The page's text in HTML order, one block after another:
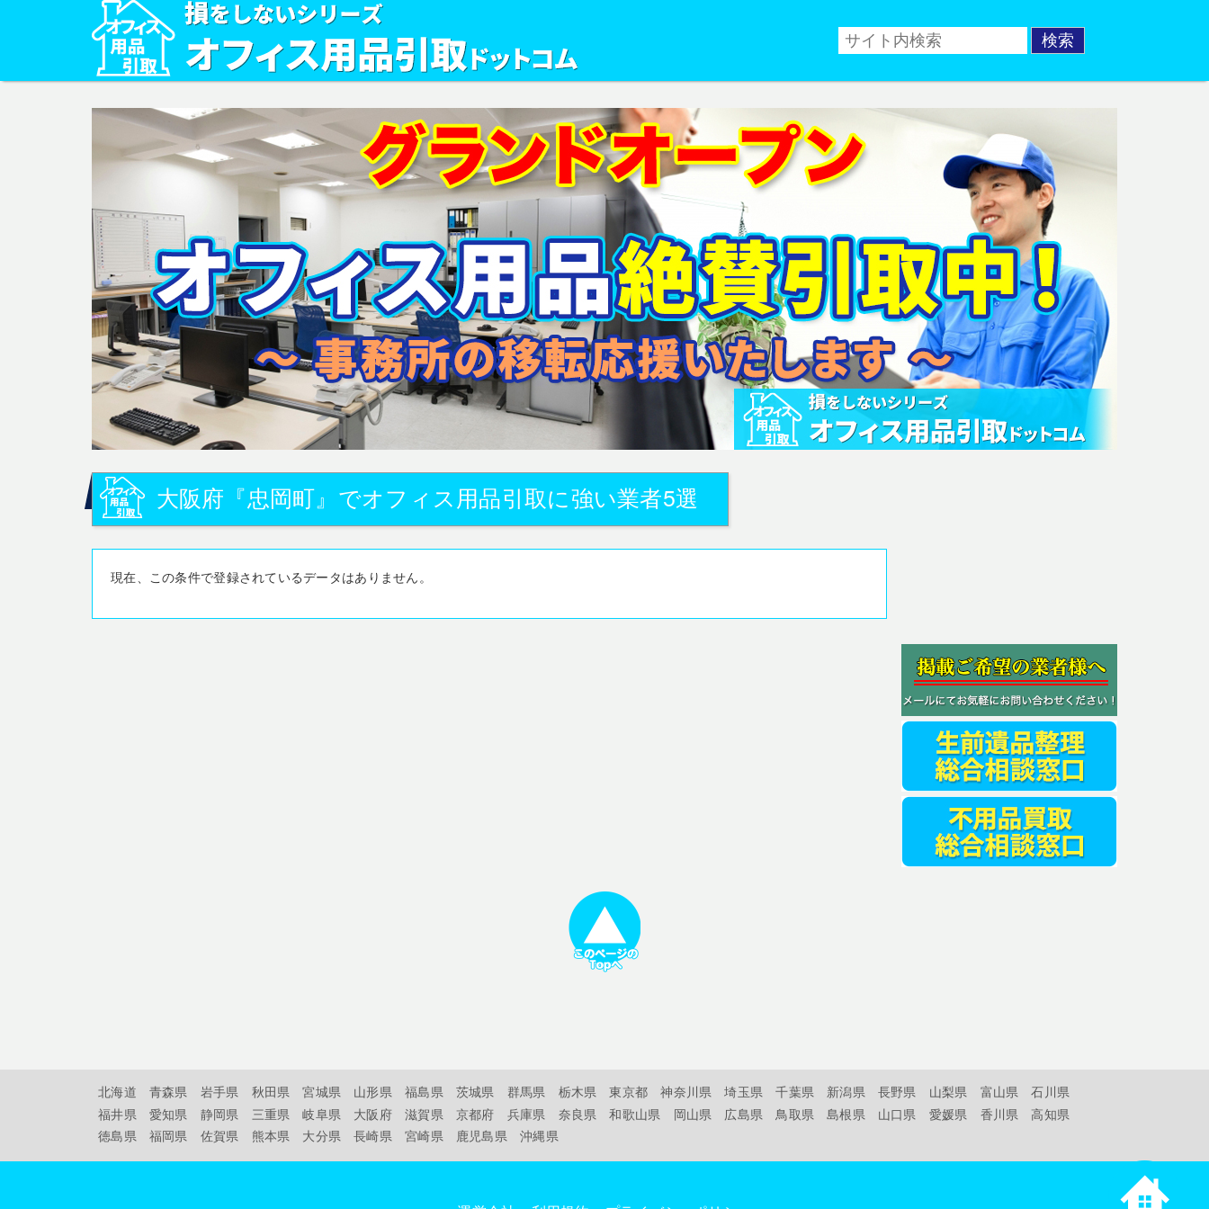
大阪府『忠岡町』でオフィス用品引取に強い業者5選
現在、この条件で登録されているデータはありません。
北海道 青森県 岩手県 秋田県 宮城県 山形県 福島県 茨城県 群馬県 栃木県 東京都 神奈川県 埼玉県 千葉県 新潟県 長野県 山梨県 富山県
石川県
福井県
愛知県 静岡県 三重県 岐阜県 大阪府 滋賀県 京都府 兵庫県 奈良県 和歌山県 岡山県 広島県 鳥取県 島根県 山口県 愛媛県 香川県
高知県
徳島県
福岡県 佐賀県 熊本県 大分県 長崎県 宮崎県 鹿児島県 沖縄県